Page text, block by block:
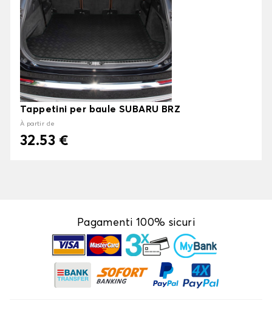
Tappetini per baule SUBARU BRZ
À partir de
32.53 €
Pagamenti 100% sicuri